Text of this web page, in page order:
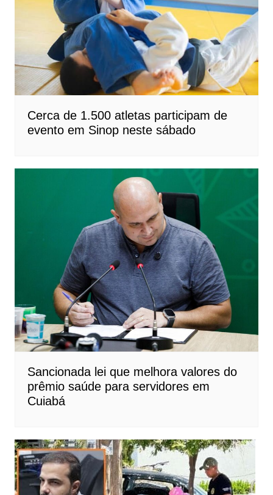
Cerca de 1.500 atletas participam de
evento em Sinop neste sábado
Sancionada lei que melhora valores do
prêmio saúde para servidores em
Cuiabá